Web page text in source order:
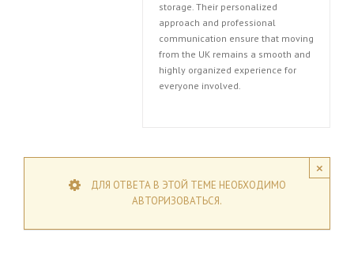
storage. Their personalized
approach and professional
communication ensure that moving
from the UK remains a smooth and
highly organized experience for
everyone involved.
×
ДЛЯ ОТВЕТА В ЭТОЙ ТЕМЕ НЕОБХОДИМО
АВТОРИЗОВАТЬСЯ.